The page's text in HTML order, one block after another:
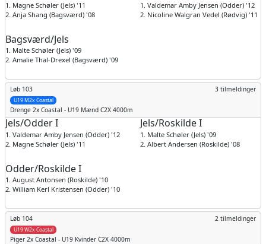
1. Magne Schøler (Jels) '11
2. Anja Shang (Bagsværd) '08
1. Valdemar Amby Jensen (Odder) '12
2. Nicoline Walgran Vedel (Rødvig) '11
Bagsværd/Jels
1. Malte Schøler (Jels) '09
2. Amalie Thal-Drexel (Bagsværd) '09
Løb 103 3 tilmeldinger
U19 M2x Coastal
Drenge 2x Coastal - U19 Mænd C2X 4000m
Jels/Odder I
1. Valdemar Amby Jensen (Odder) '12
2. Magne Schøler (Jels) '11
Jels/Roskilde I
1. Malte Schøler (Jels) '09
2. Albert Andersen (Roskilde) '08
Odder/Roskilde I
1. August Antonsen (Roskilde) '10
2. William Kerl Kristensen (Odder) '10
Løb 104 2 tilmeldinger
U19 W2x Coastal
Piger 2x Coastal - U19 Kvinder C2X 4000m